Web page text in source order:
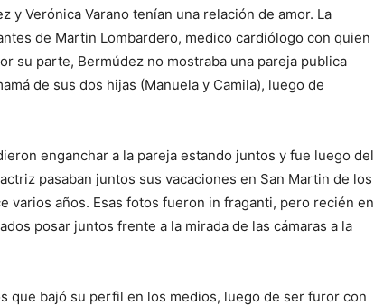
y Verónica Varano tenían una relación de amor. La
de Martin Lombardero, medico cardiólogo con quien
su parte, Bermúdez no mostraba una pareja publica
de sus dos hijas (Manuela y Camila), luego de
enganchar a la pareja estando juntos y fue luego del
pasaban juntos sus vacaciones en San Martin de los
varios años. Esas fotos fueron in fraganti, pero recién en
posar juntos frente a la mirada de las cámaras a la
que bajó su perfil en los medios, luego de ser furor con